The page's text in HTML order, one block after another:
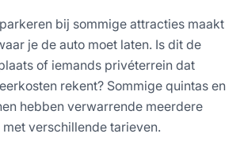
bij sommige attracties maakt
je de auto moet laten. Is dit de
of iemands privéterrein dat
rekent? Sommige quintas en
hebben verwarrende meerdere
verschillende tarieven.